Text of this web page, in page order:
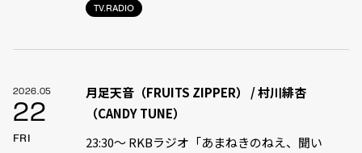
TV.RADIO
2026.05
22
FRI
月足天音（FRUITS ZIPPER） / 村川緋杏
（CANDY TUNE）
23:30〜 RKBラジオ「あまねきのねえ、聞い